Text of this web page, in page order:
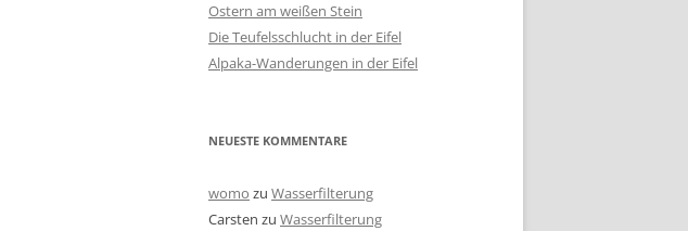
Ostern am weißen Stein
Die Teufelsschlucht in der Eifel
Alpaka-Wanderungen in der Eifel
NEUESTE KOMMENTARE
womo zu Wasserfilterung
Carsten zu Wasserfilterung